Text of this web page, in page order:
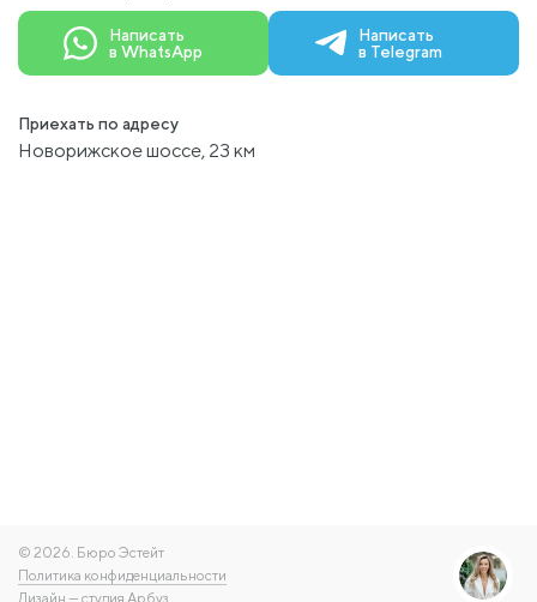
Написать
в WhatsApp
Написать
в Telegram
Приехать по адресу
Новорижское шоссе, 23 км
© 2026. Бюро Эстейт
Политика конфиденциальности
Дизайн — студия Арбуз